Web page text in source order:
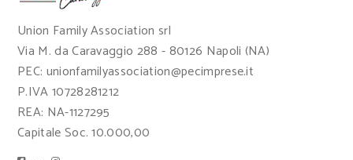
Union Family Association srl
Via M. da Caravaggio 288 - 80126 Napoli (NA)
PEC: unionfamilyassociation@pecimprese.it
P.IVA 10728281212
REA: NA-1127295
Capitale Soc. 10.000,00